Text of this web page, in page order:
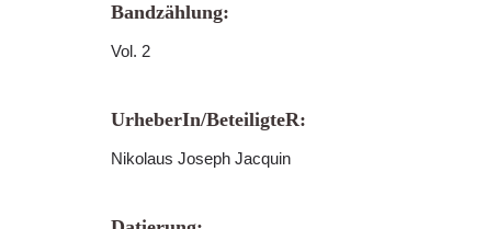
Bandzählung:
Vol. 2
UrheberIn/BeteiligteR:
Nikolaus Joseph Jacquin